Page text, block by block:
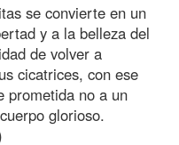
se convierte en un
y a la belleza del
de volver a
cicatrices, con ese
prometida no a un
glorioso.